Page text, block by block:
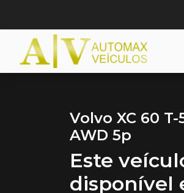
Volvo XC 60
AWD 5p
Este
disponível